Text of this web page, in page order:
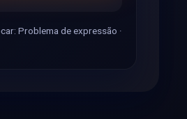
Problema de expressão ·